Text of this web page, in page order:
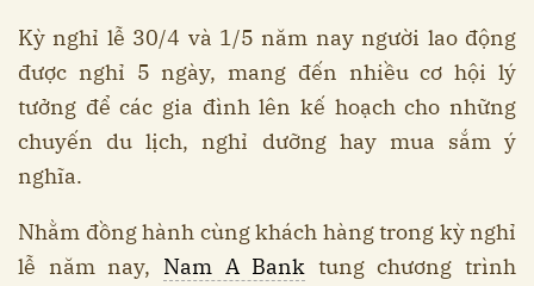
Kỳ nghỉ lễ 30/4 và 1/5 năm nay người lao động
được nghỉ 5 ngày, mang đến nhiều cơ hội lý
tưởng để các gia đình lên kế hoạch cho những
chuyến du lịch, nghỉ dưỡng hay mua sắm ý
nghĩa.
Nhằm đồng hành cùng khách hàng trong kỳ nghỉ
lễ năm nay, Nam A Bank tung chương trình